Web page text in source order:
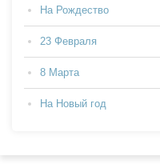
На Рождество
23 Февраля
8 Марта
На Новый год